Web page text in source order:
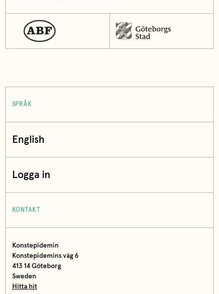
SPRÅK
English
Logga in
KONTAKT
Konstepidemin
Konstepidemins väg 6
413 14 Göteborg
Sweden
Hitta hit